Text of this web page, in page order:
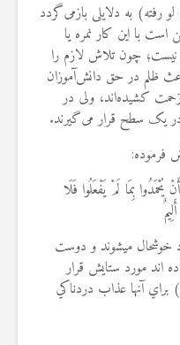
به دلایلی بازمی‌گردد
با این کار نمره یا
چون تلاش لازم را
ظلم در حق دانش‌آموزان
کشیده‌اند، ولی در
در یک سطح قرار می‌گیرند.
فرموده:
بِمَا لَمْ يَفْعَلُوا فَلَا
خوشحال مي‏شوند و دوست
اند مورد ستايش قرار
براي آنها عذاب دردناكي